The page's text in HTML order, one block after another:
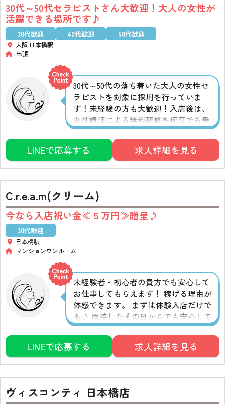
30代～50代セラピストさん大歓迎！大人の女性が
活躍できる場所です♪
30代歓迎 40代歓迎 50代歓迎
大阪 日本橋駅
出張
30代～50代の落ち着いた大人の女性セ
ラピストを対象に採用を行っていま
す！未経験の方も大歓迎！入店後は、
女性講師による無料研修を何度でも受
講可能です◎未経験でも自信を持って
施術できるよう、しっかりサポートい
たします。経験者の方にはスキルアッ
プのための研修もご用意しています♪
LINEで応募する 求人詳細を見る
C.r.e.a.m(クリーム)
今なら入店祝い金≪５万円≫贈呈♪
30代歓迎
日本橋駅
マンションワンルーム
未経験者・初心者の貴方でも安心して
お仕事してもらえます！ 稼げる理由が
体感できます。 まずは体験入店だけで
も♪ 面接したその日からでも安心して
稼ぐことが可能ですよ★
LINEで応募する 求人詳細を見る
ヴィスコンティ 日本橋店